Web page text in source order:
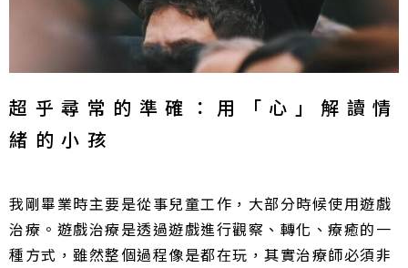
超乎尋常的準確：用「心」解讀情
緒的小孩
我剛畢業時主要是從事兒童工作，大部分時候使用遊戲
治療。遊戲治療是透過遊戲進行觀察、轉化、療癒的一
種方式，雖然整個過程像是都在玩，其實治療師必須非